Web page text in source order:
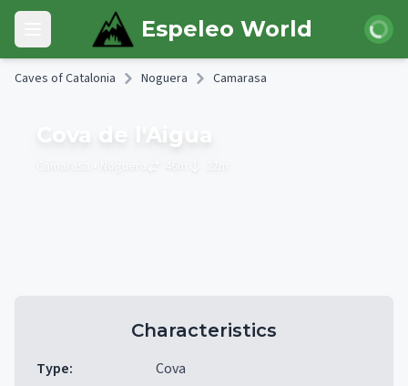
Skip to main content
Open main menu Espeleo World Login
Caves of Catalonia Noguera Camarasa
Cova de l'Aigua
Characteristics
Type:
Cova